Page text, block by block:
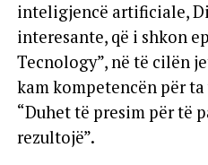
inteligjencë artificiale,
interesante, që i shkon
Tecnology”, në të cilën
kam kompetencën për ta
“Duhet të presim për të
rezultojë”.